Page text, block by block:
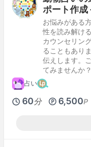
ポート作成
お悩みがある
性を読み解け
カウンセリン
ることもあり
伝えします。
てみませんか？
占い
60分 6,500P